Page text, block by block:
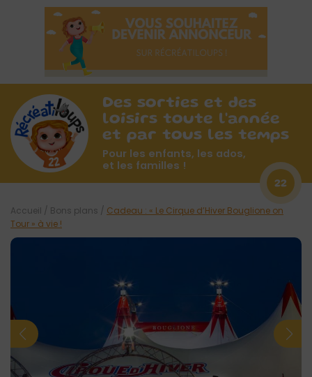
Des sorties et des
loisirs toute l'année
et par tous les temps
Pour les enfants, les ados,
et les familles !
22
Accueil / Bons plans / Cadeau : « Le Cirque d’Hiver Bouglione on
Tour » à vie !